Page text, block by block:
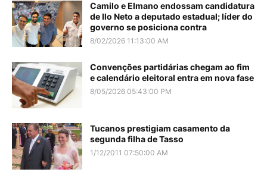
Camilo e Elmano endossam candidatura
de Ilo Neto a deputado estadual; líder do
governo se posiciona contra
8/02/2026 11:13:00 AM
Convenções partidárias chegam ao fim
e calendário eleitoral entra em nova fase
8/05/2026 05:43:00 PM
Tucanos prestigiam casamento da
segunda filha de Tasso
1/12/2011 07:50:00 AM